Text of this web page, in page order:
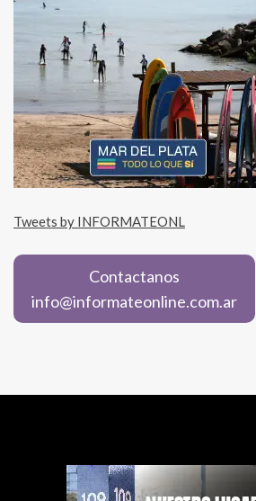
Tweets by INFORMATEONL
Contactanos
info@informateonline.com.ar